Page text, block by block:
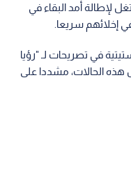
لإطالة أمد البقاء في
إخلائهم سريعا.
في تصريحات لـ "رؤيا
هذه الحالات، مشددا على